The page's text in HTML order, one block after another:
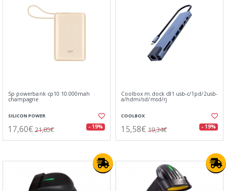
Sp powerbank cp10 10.000mah
champagne
SILICON POWER
17,60€ 21,85€ - 19%
Coolbox m.dock c81 usb-c/1pd/2usb-
a/hdmi/sd/msd/rj
COOLBOX
15,58€ 19,34€ - 19%